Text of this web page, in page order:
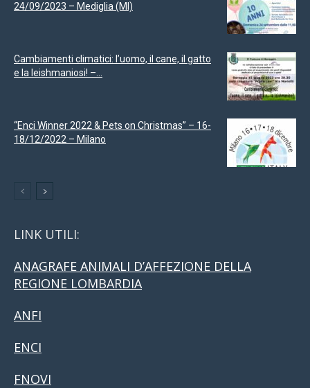
24/09/2023 – Mediglia (MI)
Cambiamenti climatici: l’uomo, il cane, il gatto
e la leishmaniosi! –...
“Enci Winner 2022 & Pets on Christmas” – 16-
18/12/2022 – Milano
LINK UTILI:
ANAGRAFE ANIMALI D’AFFEZIONE DELLA
REGIONE LOMBARDIA
ANFI
ENCI
FNOVI